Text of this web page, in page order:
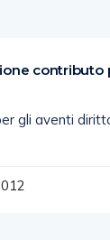
contributo
gli aventi